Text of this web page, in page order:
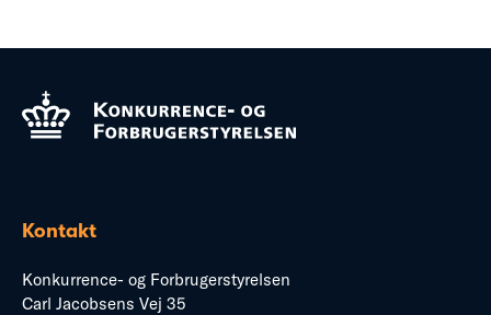
Kontakt
Konkurrence- og Forbrugerstyrelsen
Carl Jacobsens Vej 35